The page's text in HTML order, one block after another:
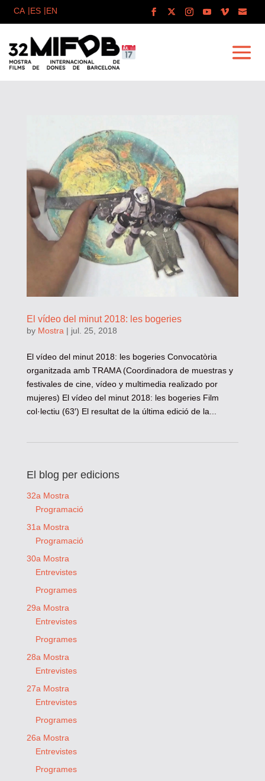
El vídeo del minut 2018: les bogeries
by Mostra | jul. 25, 2018
El vídeo del minut 2018: les bogeries Convocatòria
organitzada amb TRAMA (Coordinadora de muestras y
festivales de cine, vídeo y multimedia realizado por
mujeres) El vídeo del minut 2018: les bogeries Film
col·lectiu (63′) El resultat de la última edició de la...
El blog per edicions
32a Mostra
Programació
31a Mostra
Programació
30a Mostra
Entrevistes
Programes
29a Mostra
Entrevistes
Programes
28a Mostra
Entrevistes
27a Mostra
Entrevistes
Programes
26a Mostra
Entrevistes
Programes